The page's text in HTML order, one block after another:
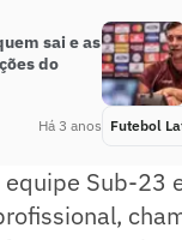
sai e as
do
Há 3 anos Futebol
Sub-23